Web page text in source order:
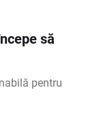
să
pentru